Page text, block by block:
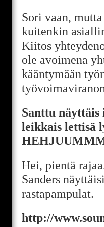
Sori vaan,
kuitenkin
Kiitos
ole avoimena
kääntymään
Santtu näyttäis
leikkais lettisä
Hei, pientä
Sanders
rastapampulat.
http://